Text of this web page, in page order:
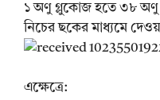
১ অণু গ্লুকোজ হতে ৩৮ অণু
নিচের ছকের মাধ্যমে
এক্ষেত্রে: